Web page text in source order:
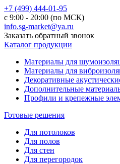
+7 (499) 444-01-95
с 9:00 - 20:00 (по МСК)
info.sg-market@ya.ru
Заказать обратный звонок
Каталог продукции
Материалы для
Материалы для
Декоративные
Дополнительные
Профили и крепежные
Готовые решения
Для потолоков
Для полов
Для стен
Для перегородок